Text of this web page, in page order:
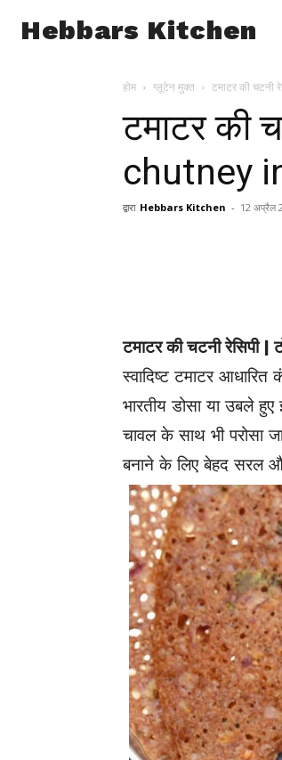
Hebbars Kitchen
होम ग्लूटेन मुक्त टमाटर की
टमाटर की
chutney
द्वारा Hebbars Kitchen - 12 अप्रैल
टमाटर की चटनी रेसिपी |
स्वादिष्ट टमाटर
भारतीय डोसा या उबले
चावल के साथ भी परोसा
बनाने के लिए बेहद सरल